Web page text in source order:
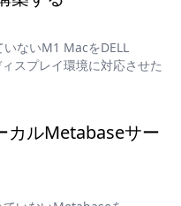
ないM1 MacをDELL
スプレイ環境に対応させた
カルMetabaseサー